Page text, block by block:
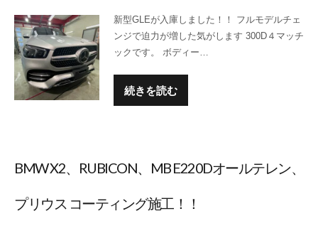
新型GLEが入庫しました！！ フルモデルチェ
ンジで迫力が増した気がします 300D４マッチ
ックです。 ボディー…
続きを読む
BMW X2、RUBICON、MB E220Dオールテレン、
プリウス コーティング施工！！